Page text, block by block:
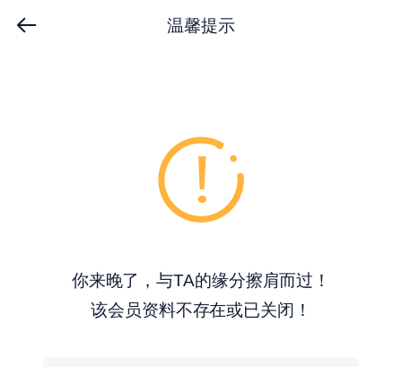
温馨提示
你来晚了，与TA的缘分擦肩而过！
该会员资料不存在或已关闭！